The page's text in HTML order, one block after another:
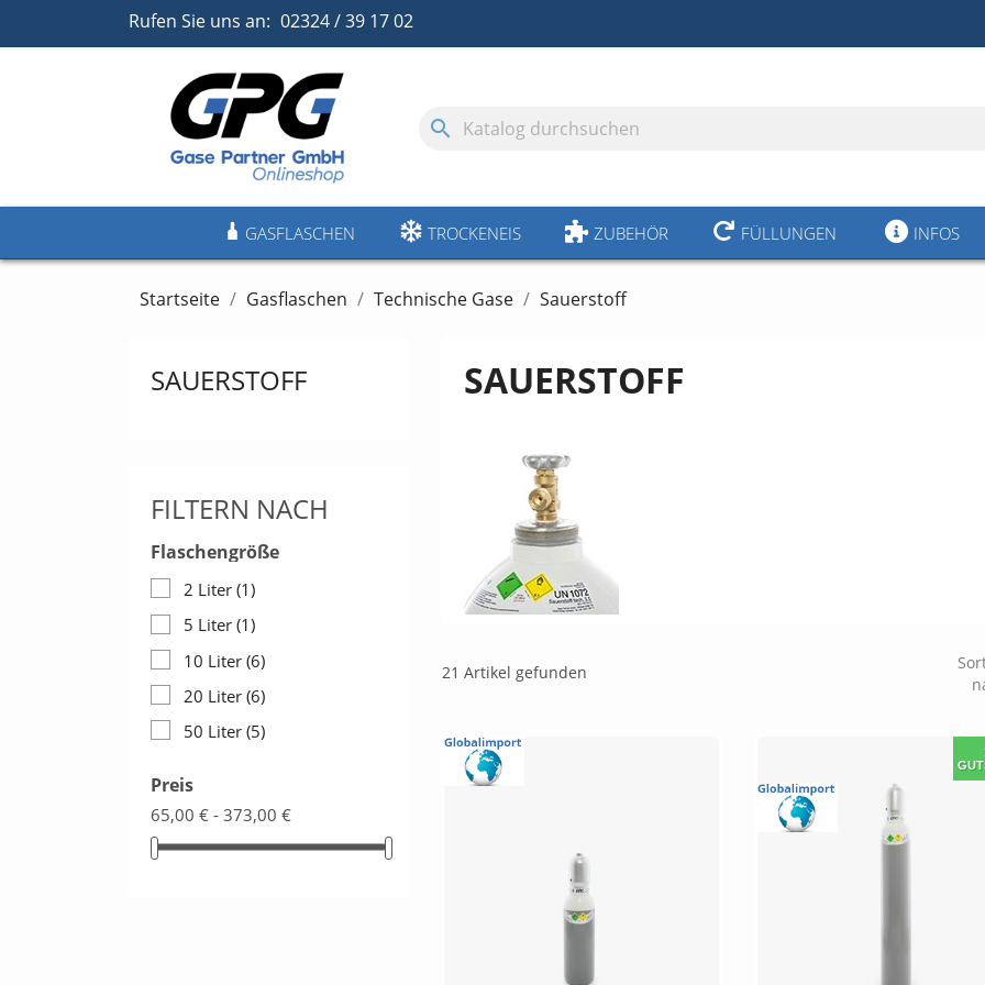
Rufen Sie uns an: 02324 / 39 17 02
search
GASFLASCHEN TROCKENEIS ZUBEHÖR FÜLLUNGEN INFOS
Startseite Gasflaschen Technische Gase Sauerstoff
SAUERSTOFF
FILTERN NACH
Flaschengröße
2 Liter (1)
5 Liter (1)
10 Liter (6)
20 Liter (6)
50 Liter (5)
Preis
65,00 € - 373,00 €
SAUERSTOFF
21 Artikel gefunden